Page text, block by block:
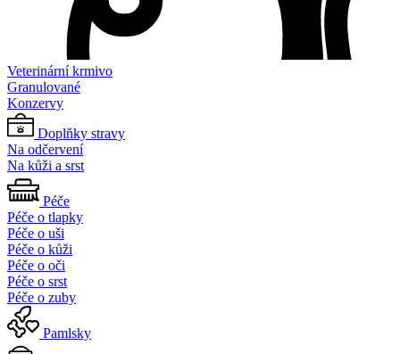
Veterinární krmivo
Granulované
Konzervy
Doplňky stravy
Na odčervení
Na kůži a srst
Péče
Péče o tlapky
Péče o uši
Péče o kůži
Péče o oči
Péče o srst
Péče o zuby
Pamlsky